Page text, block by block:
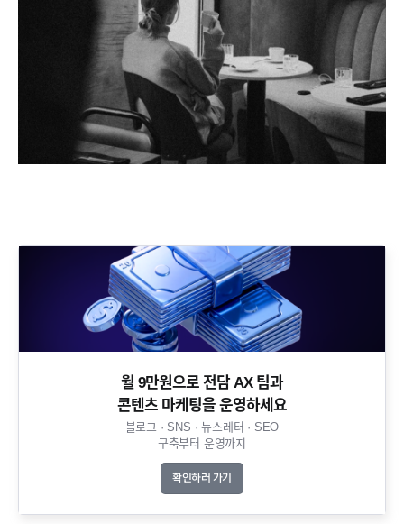
월 9만원으로 전담 AX 팀과
콘텐츠 마케팅을 운영하세요​
블로그 · SNS · 뉴스레터 · SEO
구축부터 운영까지​
확인하러 가기